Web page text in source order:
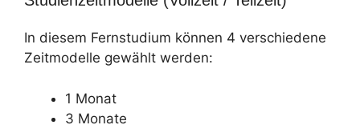
In diesem Fernstudium können 4 verschiedene
Zeitmodelle gewählt werden:
1 Monat
3 Monate